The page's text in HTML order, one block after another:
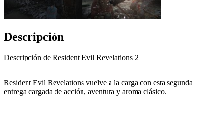
Descripción
Descripción de Resident Evil Revelations 2
Resident Evil Revelations vuelve a la carga con esta segunda
entrega cargada de acción, aventura y aroma clásico.